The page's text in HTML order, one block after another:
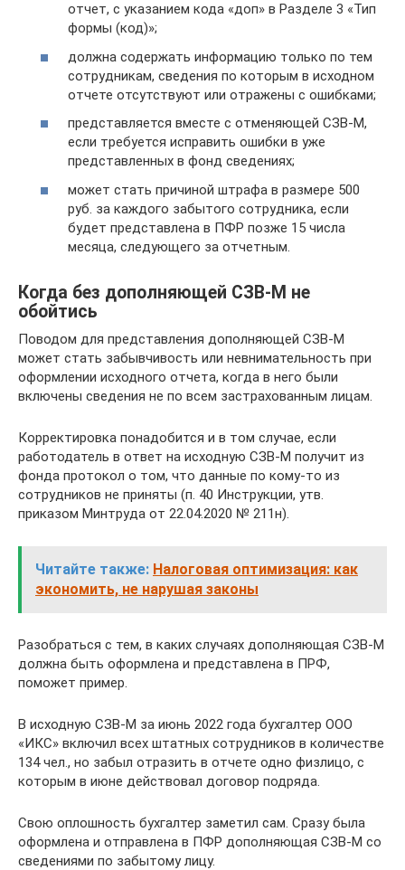
отчет, с указанием кода «доп» в Разделе 3 «Тип
формы (код)»;
должна содержать информацию только по тем
сотрудникам, сведения по которым в исходном
отчете отсутствуют или отражены с ошибками;
представляется вместе с отменяющей СЗВ-М,
если требуется исправить ошибки в уже
представленных в фонд сведениях;
может стать причиной штрафа в размере 500
руб. за каждого забытого сотрудника, если
будет представлена в ПФР позже 15 числа
месяца, следующего за отчетным.
Когда без дополняющей СЗВ-М не
обойтись
Поводом для представления дополняющей СЗВ-М
может стать забывчивость или невнимательность при
оформлении исходного отчета, когда в него были
включены сведения не по всем застрахованным лицам.
Корректировка понадобится и в том случае, если
работодатель в ответ на исходную СЗВ-М получит из
фонда протокол о том, что данные по кому-то из
сотрудников не приняты (п. 40 Инструкции, утв.
приказом Минтруда от 22.04.2020 № 211н).
Читайте также: Налоговая оптимизация: как
экономить, не нарушая законы
Разобраться с тем, в каких случаях дополняющая СЗВ-М
должна быть оформлена и представлена в ПРФ,
поможет пример.
В исходную СЗВ-М за июнь 2022 года бухгалтер ООО
«ИКС» включил всех штатных сотрудников в количестве
134 чел., но забыл отразить в отчете одно физлицо, с
которым в июне действовал договор подряда.
Свою оплошность бухгалтер заметил сам. Сразу была
оформлена и отправлена в ПФР дополняющая СЗВ-М со
сведениями по забытому лицу.